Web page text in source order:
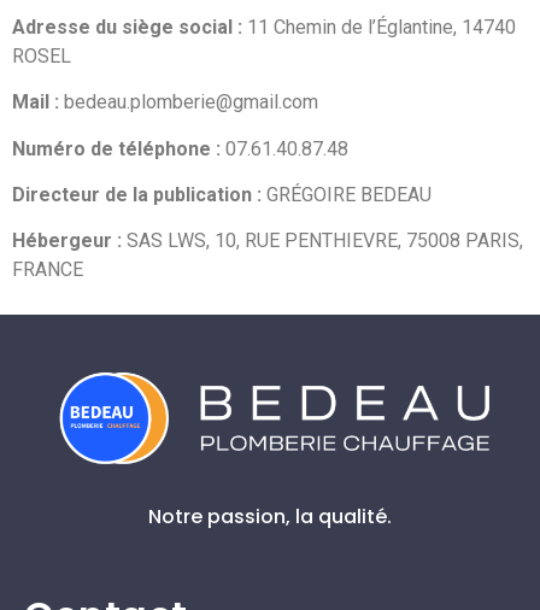
Adresse du siège social : 11 Chemin de l’Églantine, 14740
ROSEL
Mail : bedeau.plomberie@gmail.com
Numéro de téléphone : 07.61.40.87.48
Directeur de la publication : GRÉGOIRE BEDEAU
Hébergeur : SAS LWS, 10, RUE PENTHIEVRE, 75008 PARIS,
FRANCE
Notre passion, la qualité.